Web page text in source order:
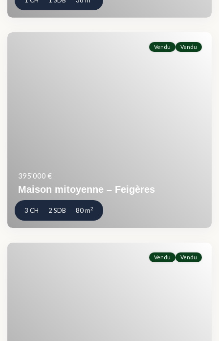
Vendu Vendu
395'000 €
Maison mitoyenne – Feigères
3 CH 2 SDB 80 m2
Vendu Vendu